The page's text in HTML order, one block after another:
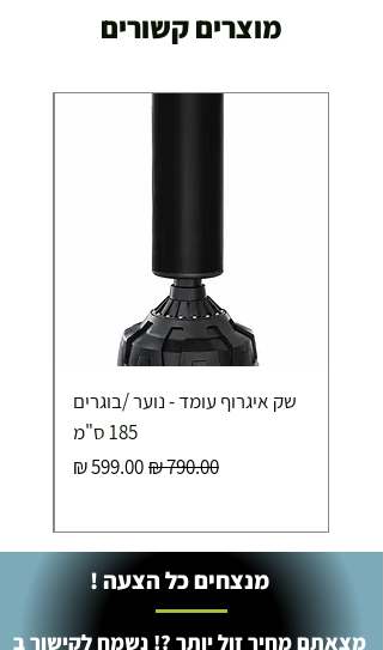
תוספת התקנה למכשירי כושר / מתקני חצר ושולחנות
איסוף עצמי ללא עלות מסניף טבריה . רחוב העצמאות 5
מוצרי כושר ( בלבד) ניתן לאסוף ממחסני החברה בת"א
מוצרים קשורים
שק איגרוף עומד - נוער /בוגרים
185 ס"מ
מחיר רגילמחיר מבצע
מנצחים כל הצעה !
מצאתם מחיר זול יותר ?! נשמח לקישור ב